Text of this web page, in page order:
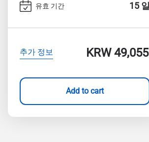
유효 기간 15 일
추가 정보 KRW 49,055
Add to cart